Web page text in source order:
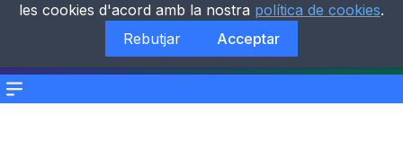
Menu
les cookies d'acord amb la nostra política de cookies.
Rebutjar
Acceptar